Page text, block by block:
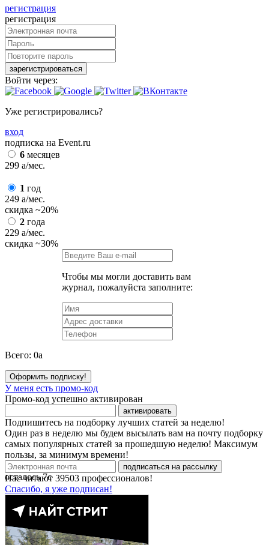
регистрация
регистрация
зарегистрироваться
Войти через:
Уже регистрировались?
вход
подписка на Event.ru
6 месяцев
299 a/мес.
1 год
249 a/мес.
скидка ~20%
2 года
229 a/мес.
скидка ~30%
Чтобы мы могли доставить вам
журнал, пожалуйста заполните:
Всего: 0a
Оформить подписку!
У меня есть промо-код
Промо-код успешно активирован
активировать
Подпишитесь на подборку лучших статей за неделю!
Один раз в неделю мы будем высылать вам на почту подборку
самых популярных статей за прошедшую неделю! Максимум
пользы, за минимум времени!
подписаться на рассылку
Нас читают 39503 профессионалов!
Спасибо, я уже подписан!
осталось7с